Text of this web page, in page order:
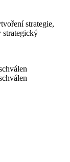
strategie,
strategický